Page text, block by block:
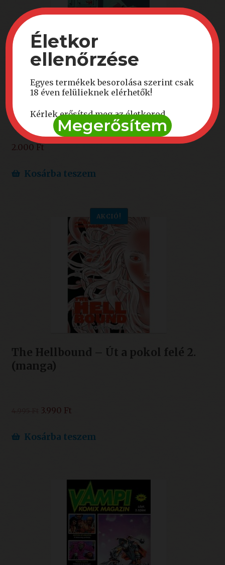
Outcast 4.
2.000 Ft
Kosárba teszem
The Hellbound – Út a pokol felé 2.
(manga)
AKCIÓ!
Original
was:
3.990 FtCurrent
is:
Kosárba teszem
Életkor
ellenőrzése
Egyes termékek besorolása szerint csak
18 éven felülieknek elérhetők!
Kérlek erősítsd meg az életkorod
Megerősítem